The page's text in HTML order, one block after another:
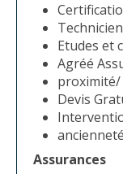
Etudes et
Agréé
Devis
Assurances